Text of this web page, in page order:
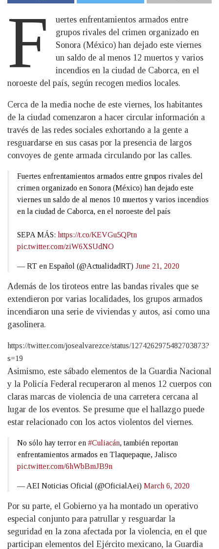
F
uertes enfrentamientos armados entre
grupos rivales del crimen organizado en
Sonora (México) han dejado este viernes
un saldo de al menos 12 muertos y varios
incendios en la ciudad de Caborca, en el
noroeste del país, según recogen medios locales.
Cerca de la media noche de este viernes, los habitantes
de la ciudad comenzaron a hacer circular información a
través de las redes sociales exhortando a la gente a
resguardarse en sus casas por la presencia de largos
convoyes de gente armada circulando por las calles.
Fuertes enfrentamientos armados entre grupos rivales del
crimen organizado en Sonora (México) han dejado este
viernes un saldo de al menos 10 muertos y varios incendios
en la ciudad de Caborca, en el noroeste del país
SEPA MÁS: https://t.co/KEVGu5QPtn
pic.twitter.com/ziW6XSUdNO
— RT en Español (@ActualidadRT) June 21, 2020
Además de los tiroteos entre las bandas rivales que se
extendieron por varias localidades, los grupos armados
incendiaron una serie de viviendas y autos, así como una
gasolinera.
https://twitter.com/josealvarezce/status/1274262975482703873?
s=19
Asimismo, este sábado elementos de la Guardia Nacional
y la Policía Federal recuperaron al menos 12 cuerpos con
claras marcas de violencia de una carretera cercana al
lugar de los eventos. Se presume que el hallazgo puede
estar relacionado con los actos violentos del viernes.
No sólo hay terror en #Culiacán, también reportan
enfrentamientos armados en Tlaquepaque, Jalisco
pic.twitter.com/6hWbBmJB9n
— AEI Noticias Oficial (@OficialAei) March 6, 2020
Por su parte, el Gobierno ya ha montado un operativo
especial conjunto para patrullar y resguardar la
seguridad en la zona afectada por la violencia, en el que
participan elementos del Ejército mexicano, la Guardia